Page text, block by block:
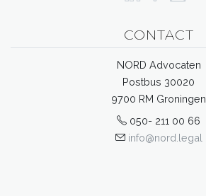
CONTACT
NORD Advocaten
Postbus 30020
9700 RM Groningen
050- 211 00 66
info@nord.legal